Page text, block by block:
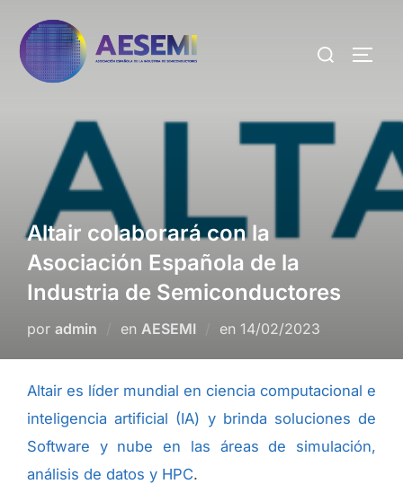
Altair colaborará con la
Asociación Española de la
Industria de Semiconductores
por admin en AESEMI en 14/02/2023
Altair es líder mundial en ciencia computacional e
inteligencia artificial (IA) y brinda soluciones de
Software y nube en las áreas de simulación,
análisis de datos y HPC.